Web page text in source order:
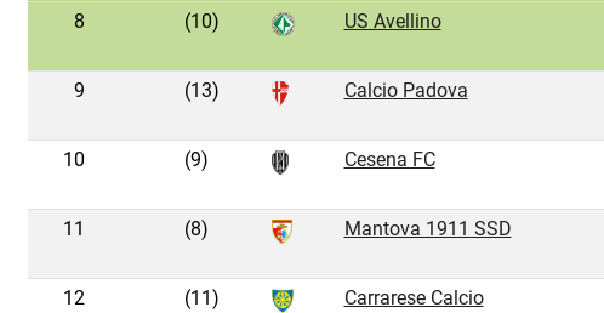
8 (10) US Avellino
9 (13) Calcio Padova
10 (9) Cesena FC
11 (8) Mantova 1911 SSD
12 (11) Carrarese Calcio